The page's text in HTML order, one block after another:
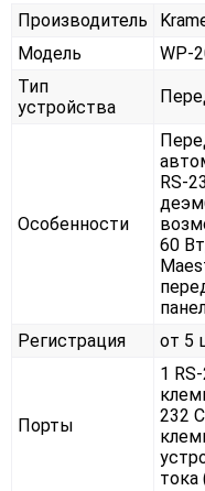
Производитель
Модель
WP-
Тип
устройства
Особенности
RS-
60
Регистрация
от 5
Порты
1
232